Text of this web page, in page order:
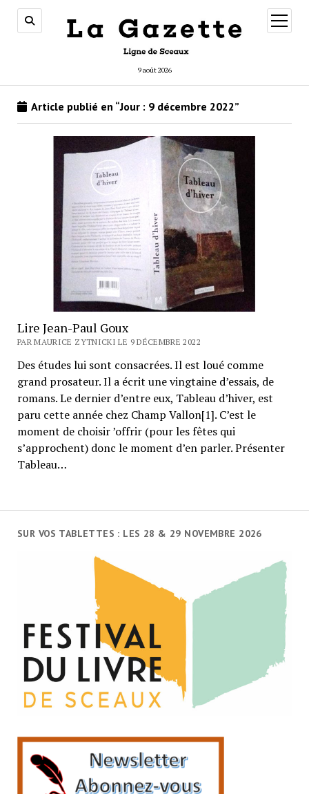
9 août 2026
ouvrir
menu
SUR VOS TABLETTES : LES 28 & 29 NOVEMBRE 2026
Article publié en “Jour : 9 décembre 2022”
Lire Jean-Paul Goux
PAR MAURICE ZYTNICKI LE 9 DÉCEMBRE 2022
Des études lui sont consacrées. Il est loué comme
grand prosateur. Il a écrit une vingtaine d’essais, de
romans. Le dernier d’entre eux, Tableau d’hiver, est
paru cette année chez Champ Vallon[1]. C’est le
moment de choisir ’offrir (pour les fêtes qui
s’approchent) donc le moment d’en parler. Présenter
Tableau…